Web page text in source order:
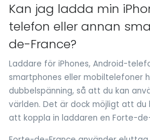
Kan jag ladda min
telefon eller annan
de-France?
Laddare för iPhones, Android-
smartphones eller mobiltelefoner
dubbelspänning, så att du kan
världen. Det är dock möjligt att
att koppla in laddaren en Forte-